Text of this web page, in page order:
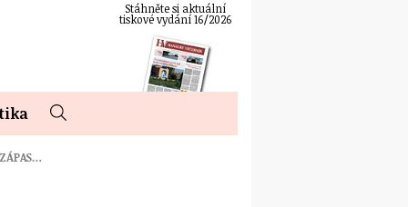
Stáhněte si aktuální
tiskové vydání 16/2026